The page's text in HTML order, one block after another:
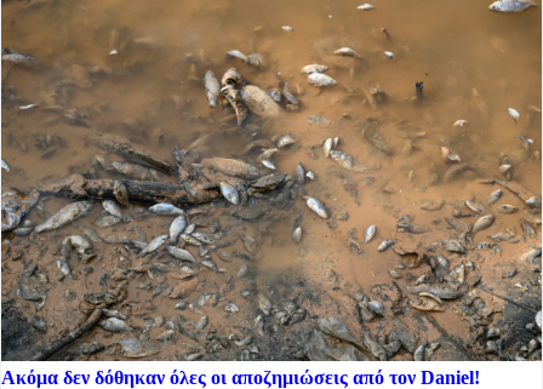
Ακόμα δεν δόθηκαν όλες οι αποζημιώσεις από τον Daniel!